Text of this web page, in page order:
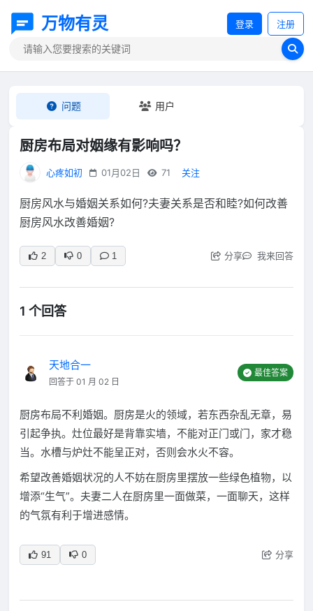
万物有灵 登录 注册
问题 用户
厨房布局对姻缘有影响吗？
心疼如初 01月02日 71 关注
厨房风水与婚姻关系如何?夫妻关系是否和睦?如何改善
厨房风水改善婚姻?
2 0 1 分享 我来回答
1 个回答
天地合一
回答于 01 月 02 日
最佳答案
厨房布局不利婚姻。厨房是火的领域，若东西杂乱无章，易
引起争执。灶位最好是背靠实墙，不能对正门或门，家才稳
当。水槽与炉灶不能呈正对，否则会水火不容。
希望改善婚姻状况的人不妨在厨房里摆放一些绿色植物，以
增添“生气”。夫妻二人在厨房里一面做菜，一面聊天，这样
的气氛有利于增进感情。
91 0 分享